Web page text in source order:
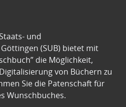
und
(SUB) bietet mit
die Möglichkeit,
von Büchern zu
Sie die Patenschaft für
Wunschbuches.